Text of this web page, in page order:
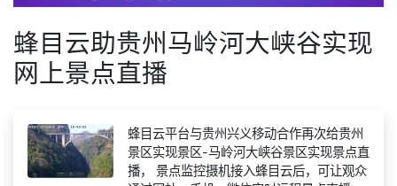
蜂目云助贵州马岭河大峡谷实现
网上景点直播
蜂目云平台与贵州兴义移动合作再次给贵州
景区实现景区-马岭河大峡谷景区实现景点直
播， 景点监控摄机接入蜂目云后，可让观众